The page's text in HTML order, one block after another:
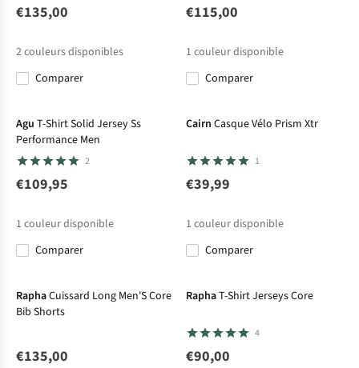
€135,00
2couleurs disponibles
Comparer
€115,00
1 couleur disponible
Comparer
Agu T-Shirt Solid Jersey Ss
Performance Men
2
€109,95
1 couleur disponible
Comparer
Cairn Casque Vélo Prism Xtr
1
€39,99
1 couleur disponible
Comparer
RaphaCuissard Long Men'S Core
Bib Shorts
€135,00
RaphaT-Shirt Jerseys Core
4
€90,00